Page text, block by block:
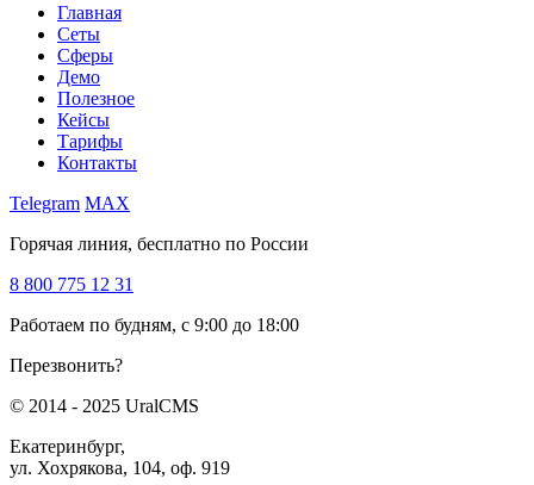
Главная
Сеты
Сферы
Демо
Полезное
Кейсы
Тарифы
Контакты
Telegram MAX
Горячая линия, бесплатно по России
8 800 775 12 31
Работаем по будням, с 9:00 до 18:00
Перезвонить?
© 2014 - 2025 UralCMS
Екатеринбург,
ул. Хохрякова, 104, оф. 919